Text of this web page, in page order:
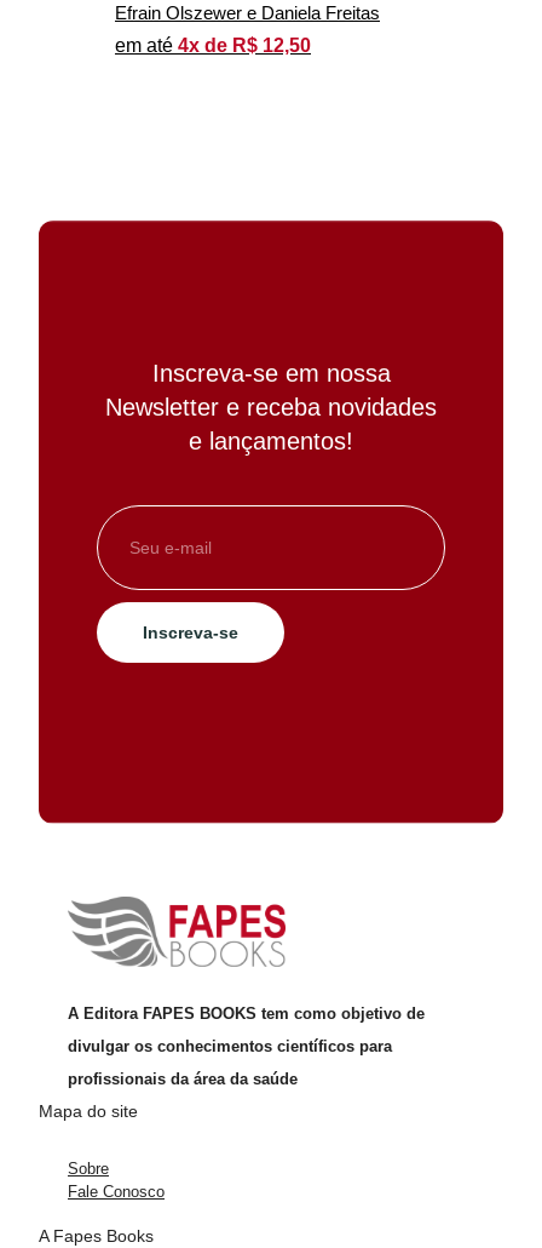
Efrain Olszewer e Daniela Freitas
em até 4x de R$ 12,50
Inscreva-se em nossa
Newsletter e receba novidades
e lançamentos!
Inscreva-se
A Editora FAPES BOOKS tem como objetivo de
divulgar os conhecimentos científicos para
profissionais da área da saúde
Mapa do site
Sobre
Fale Conosco
A Fapes Books